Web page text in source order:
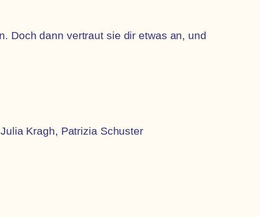
Doch dann vertraut sie dir etwas an, und
Kragh, Patrizia Schuster